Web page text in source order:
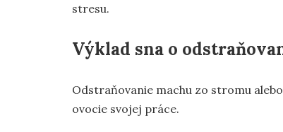
stresu.
Výklad sna o
Odstraňovanie machu zo stromu
ovocie svojej práce.